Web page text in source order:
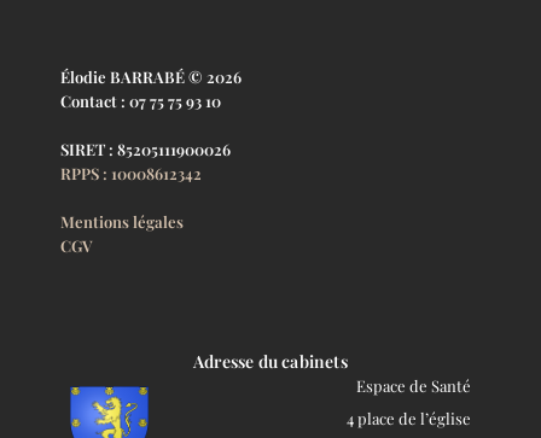
Élodie BARRABÉ © 2026
Contact : 07 75 75 93 10
SIRET : 85205111900026
RPPS : 10008612342
Mentions légales
CGV
Adresse du cabinets
Espace de Santé
4 place de l’église